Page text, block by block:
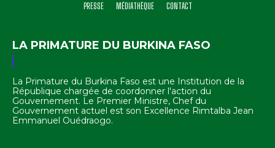
PRESSE
MÉDIATHÈQUE CONTACT
LA PRIMATURE DU BURKINA FASO
La Primature du Burkina Faso est une Institution de la
République chargée de coordonner l'action du
Gouvernement. Le Premier Ministre, Chef du
Gouvernement actuel est son Excellence Rimtalba Jean
Emmanuel Ouédraogo.